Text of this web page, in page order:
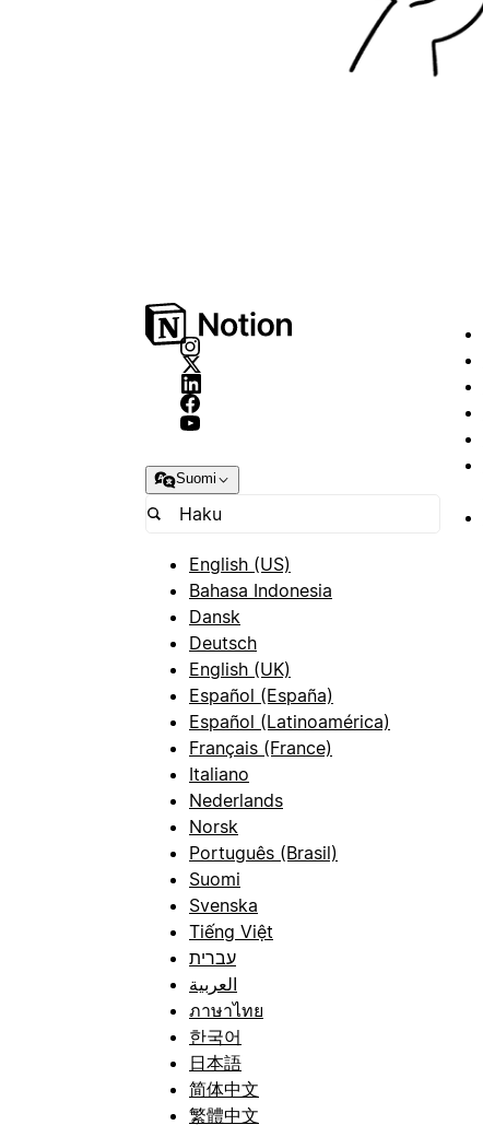
Suomi
English (US)
Bahasa Indonesia
Dansk
Deutsch
English (UK)
Español (España)
Español (Latinoamérica)
Français (France)
Italiano
Nederlands
Norsk
Português (Brasil)
Suomi
Svenska
Tiếng Việt
עברית
العربية
ภาษาไทย
한국어
日本語
简体中文
繁體中文